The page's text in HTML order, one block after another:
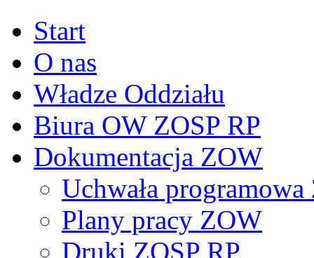
Start
O nas
Władze Oddziału
Biura OW ZOSP RP
Dokumentacja ZOW
Uchwała
Plany pracy ZOW
Druki ZOSP RP